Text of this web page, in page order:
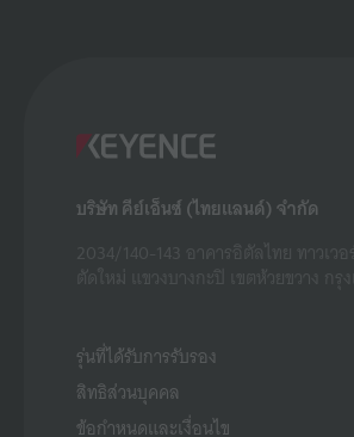
บริษัท คีย์เอ็นซ์ (ไทยแลนด์) จำกัด
รุ่นที่ได้รับการรับรอง
สิทธิส่วนบุคคล
ข้อกำหนดและเงื่อนไข